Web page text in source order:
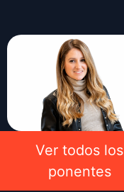
Ver todos los
ponentes